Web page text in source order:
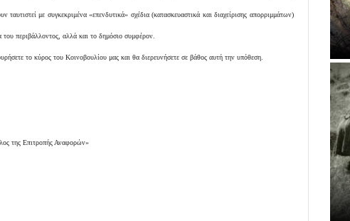
ταυτιστεί με συγκεκριμένα «επενδυτικά» σχέδια (κατασκευαστικά και διαχείρισης απορριμμάτων)
περιβάλλοντος, αλλά και το δημόσιο συμφέρον.
το κύρος του Κοινοβουλίου μας και θα διερευνήσετε σε βάθος αυτή την υπόθεση.
της Επιτροπής Αναφορών»